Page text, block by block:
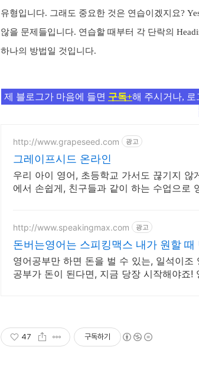
유형입니다. 그래도 중요한 것은 연습이겠지요?
않을 문제들입니다. 연습할 때부터 각 단락의
하나의 방법일 것입니다.
제 블로그가 마음에 들면 구독+해 주시거나, 로
http://www.grapeseed.com 광고
그레이프시드 온라인
우리 아이 영어, 초등학교 가서도 끊기지 않
에서 손쉽게, 친구들과 같이 하는 수업으로
http://www.speakingmax.com 광고
돈버는영어는 스피킹맥스 내가 원할 때
영어공부만 하면 돈을 벌 수 있는, 일석이조
공부가 돈이 된다면, 지금 당장 시작해야죠!
47 구독하기